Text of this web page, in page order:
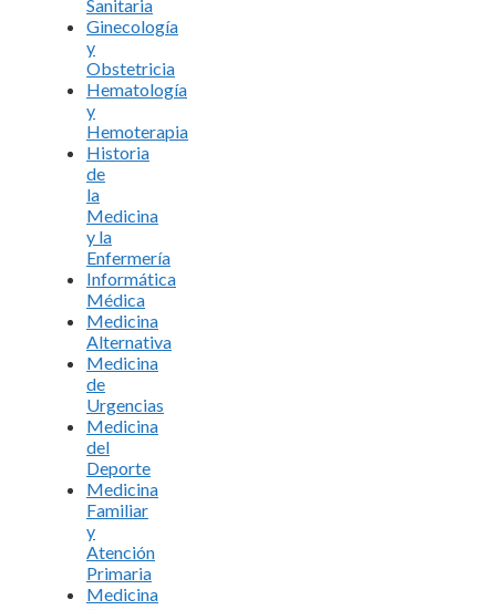
Sanitaria
Ginecología
y
Obstetricia
Hematología
y
Hemoterapia
Historia
de
la
Medicina
y la
Enfermería
Informática
Médica
Medicina
Alternativa
Medicina
de
Urgencias
Medicina
del
Deporte
Medicina
Familiar
y
Atención
Primaria
Medicina